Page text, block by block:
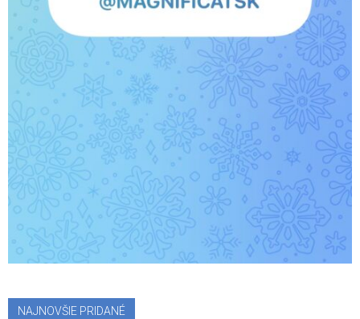
NAJNOVŠIE PRIDANÉ